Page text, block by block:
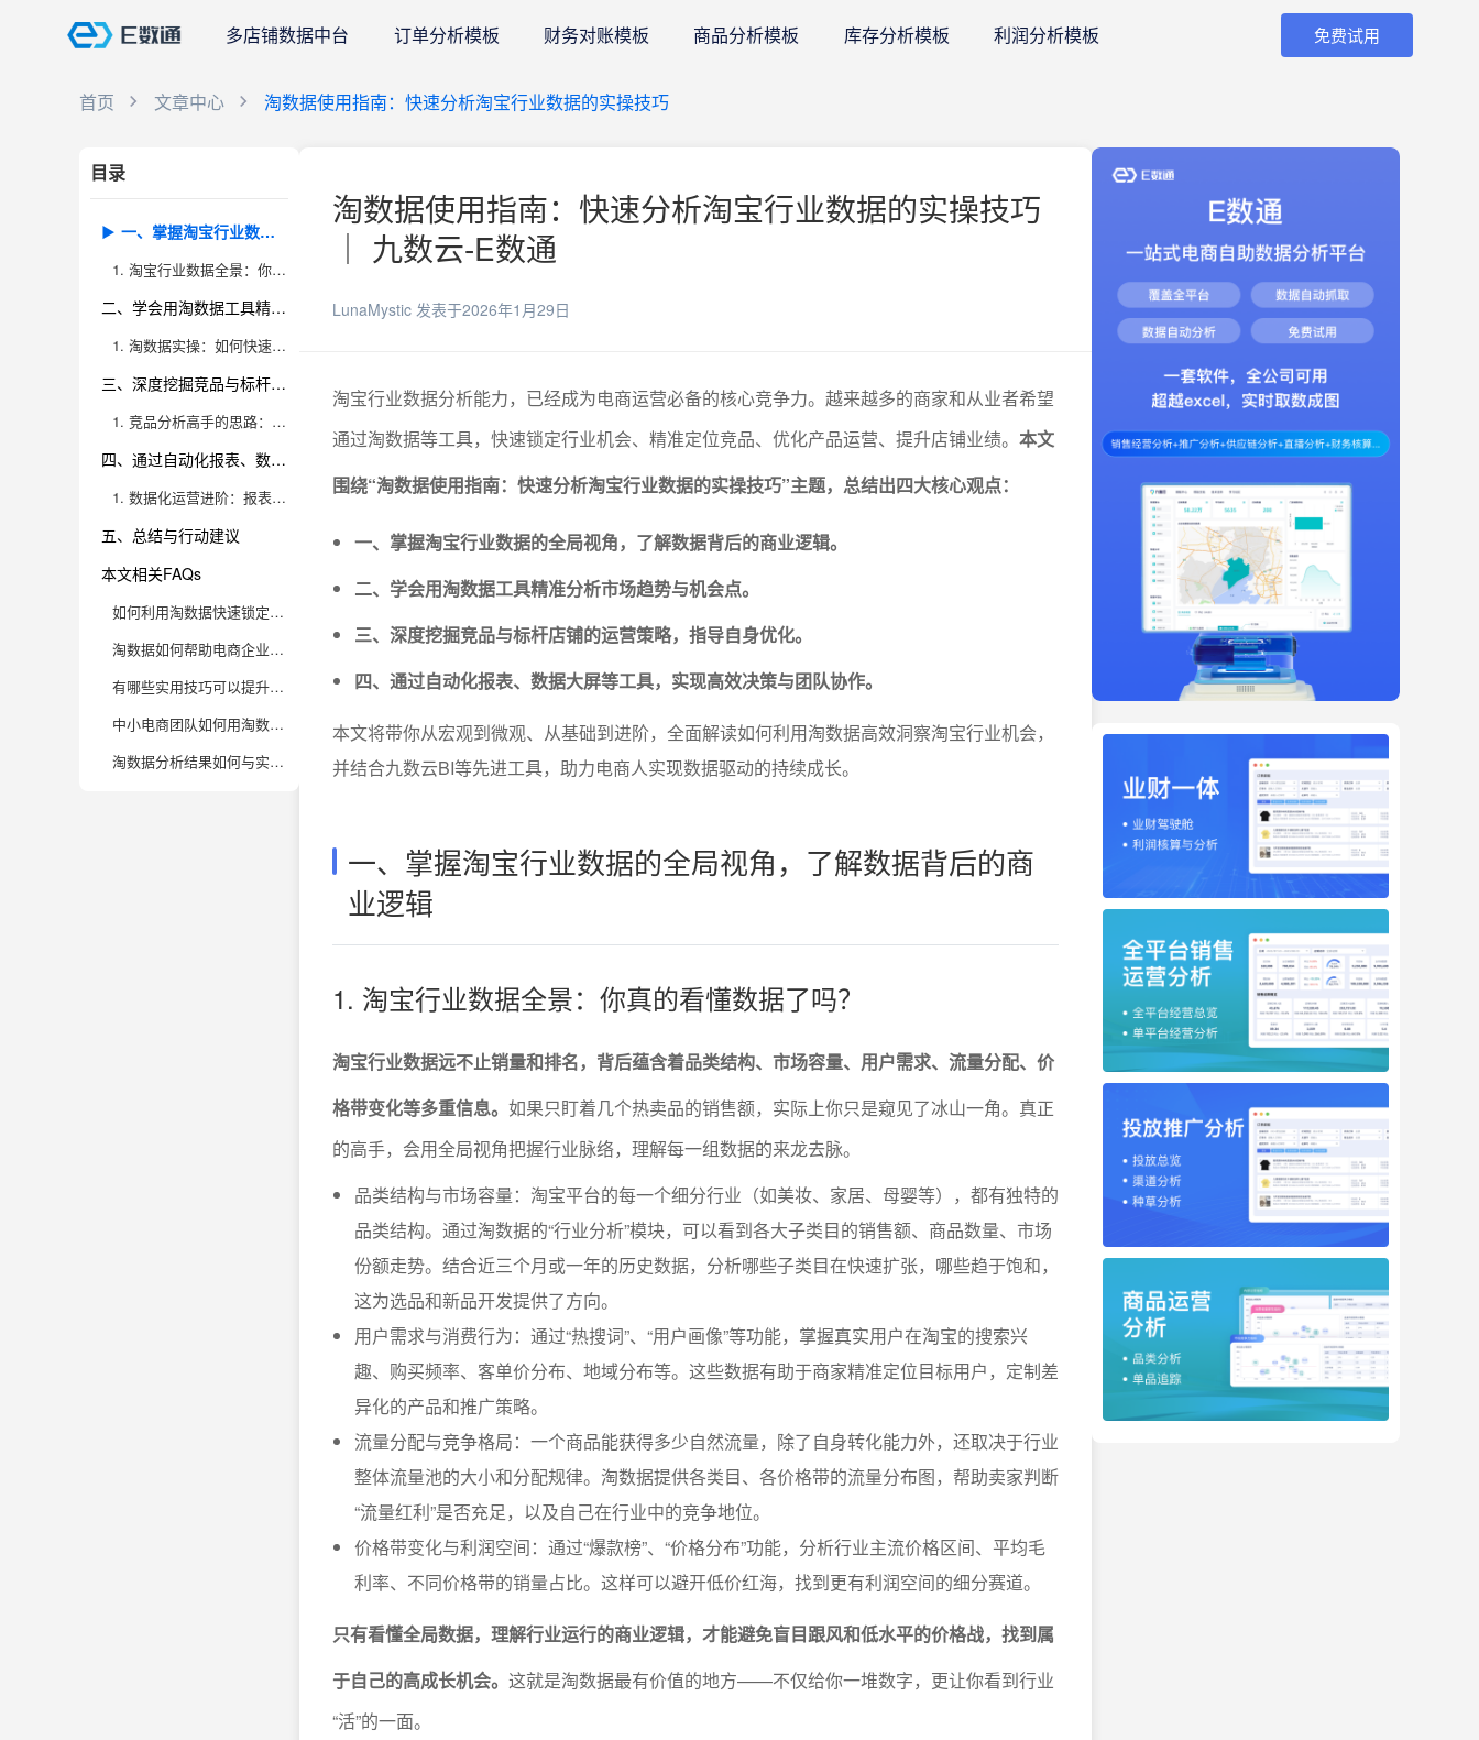
多店铺数据中台 订单分析模板 财务对账模板 商品分析模板 库存分析模板 利润分析模板 免费试用
首页 文章中心 淘数据使用指南：快速分析淘宝行业数据的实操技巧
目录
一、掌握淘宝行业数据的全局视角，了解数据背后的商业逻辑
1. 淘宝行业数据全景：你真的看懂数据了吗？
二、学会用淘数据工具精准分析市场趋势与机会点
1. 淘数据实操：如何快速识别行业趋势与潜力爆品？
三、深度挖掘竞品与标杆店铺的运营策略，指导自身优化
1. 竞品分析高手的思路：不止看谁卖得多，更要看怎么卖得好
四、通过自动化报表、数据大屏等工具，实现高效决策与团队协作
1. 数据化运营进阶：报表自动化与大屏可视化的实用技巧
五、总结与行动建议
本文相关FAQs
如何利用淘数据快速锁定热销商品和潜力爆款？
淘数据如何帮助电商企业进行竞品分析与差异化定位？
有哪些实用技巧可以提升淘数据分析效率，避免“数据陷阱”？
中小电商团队如何用淘数据优化运营策略，实现低成本高回报？
淘数据分析结果如何与实际运营动作结合，提升转化率和复购率？
淘数据使用指南：快速分析淘宝行业数据的实操技巧
｜ 九数云-E数通
LunaMystic 发表于2026年1月29日
淘宝行业数据分析能力，已经成为电商运营必备的核心竞争力。越来越多的商家和从业者希望
通过淘数据等工具，快速锁定行业机会、精准定位竞品、优化产品运营、提升店铺业绩。 本文
围绕“淘数据使用指南：快速分析淘宝行业数据的实操技巧”主题，总结出四大核心观点：
一、掌握淘宝行业数据的全局视角，了解数据背后的商业逻辑。
二、学会用淘数据工具精准分析市场趋势与机会点。
三、深度挖掘竞品与标杆店铺的运营策略，指导自身优化。
四、通过自动化报表、数据大屏等工具，实现高效决策与团队协作。
本文将带你从宏观到微观、从基础到进阶，全面解读如何利用淘数据高效洞察淘宝行业机会，
并结合九数云BI等先进工具，助力电商人实现数据驱动的持续成长。
一、掌握淘宝行业数据的全局视角，了解数据背后的商
业逻辑
1. 淘宝行业数据全景：你真的看懂数据了吗？
淘宝行业数据远不止销量和排名，背后蕴含着品类结构、市场容量、用户需求、流量分配、价
格带变化等多重信息。 如果只盯着几个热卖品的销售额，实际上你只是窥见了冰山一角。真正
的高手，会用全局视角把握行业脉络，理解每一组数据的来龙去脉。
品类结构与市场容量：淘宝平台的每一个细分行业（如美妆、家居、母婴等），都有独特的
品类结构。通过淘数据的“行业分析”模块，可以看到各大子类目的销售额、商品数量、市场
份额走势。结合近三个月或一年的历史数据，分析哪些子类目在快速扩张，哪些趋于饱和，
这为选品和新品开发提供了方向。
用户需求与消费行为：通过“热搜词”、“用户画像”等功能，掌握真实用户在淘宝的搜索兴
趣、购买频率、客单价分布、地域分布等。这些数据有助于商家精准定位目标用户，定制差
异化的产品和推广策略。
流量分配与竞争格局：一个商品能获得多少自然流量，除了自身转化能力外，还取决于行业
整体流量池的大小和分配规律。淘数据提供各类目、各价格带的流量分布图，帮助卖家判断
“流量红利”是否充足，以及自己在行业中的竞争地位。
价格带变化与利润空间：通过“爆款榜”、“价格分布”功能，分析行业主流价格区间、平均毛
利率、不同价格带的销量占比。这样可以避开低价红海，找到更有利润空间的细分赛道。
只有看懂全局数据，理解行业运行的商业逻辑，才能避免盲目跟风和低水平的价格战，找到属
于自己的高成长机会。 这就是淘数据最有价值的地方——不仅给你一堆数字，更让你看到行业
“活”的一面。